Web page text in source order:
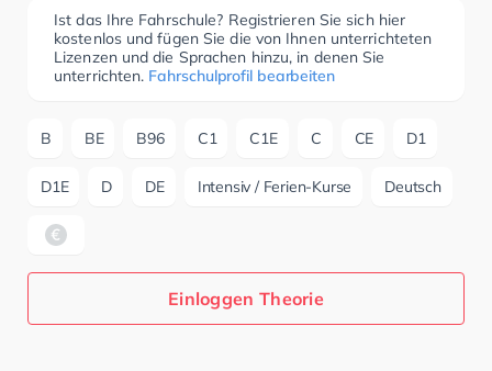
Ist das Ihre Fahrschule? Registrieren Sie sich hier
kostenlos und fügen Sie die von Ihnen unterrichteten
Lizenzen und die Sprachen hinzu, in denen Sie
unterrichten. Fahrschulprofil bearbeiten
B BE B96 C1 C1E C CE D1
D1E D DE Intensiv / Ferien-Kurse Deutsch
Einloggen Theorie